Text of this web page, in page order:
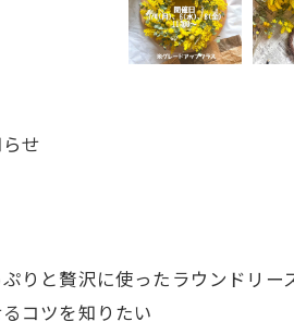
せ
りと贅沢に使ったラウンドリー
コツを知りたい